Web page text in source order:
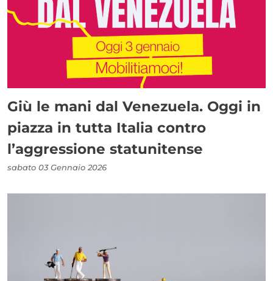
Giù le mani dal Venezuela. Oggi in
piazza in tutta Italia contro
l’aggressione statunitense
sabato 03 Gennaio 2026